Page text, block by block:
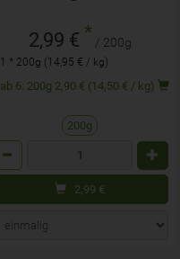
2,99 € * / 200g
1 * 200g (14,95 € / kg)
ab 6: 200g 2,90 € (14,50 € / kg)
200g
2,99 €